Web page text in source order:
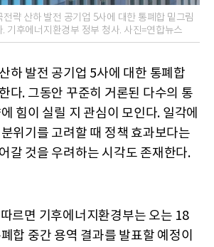
략 산하 발전 공기업 5사에 대한 통폐합 밑그림
기후에너지환경부 정부 청사. 사진=연합뉴스
하 발전 공기업 5사에 대한 통폐합
다. 그동안 꾸준히 거론된 다수의 통
힘이 실릴 지 관심이 모인다. 일각에
위기를 고려할 때 정책 효과보다는
갈 것을 우려하는 시각도 존재한다.
르면 기후에너지환경부는 오는 18
합 중간 용역 결과를 발표할 예정이